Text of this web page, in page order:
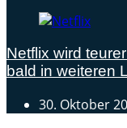
Netflix wird
bald in weiteren
30. Oktober